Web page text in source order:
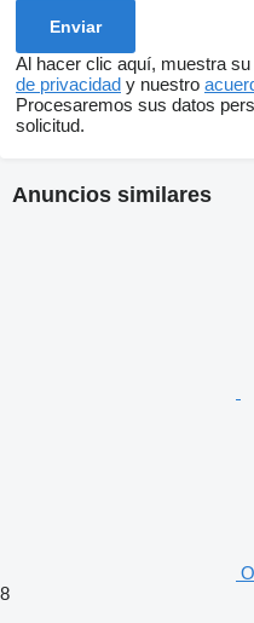
Al hacer clic aquí, muestra
de privacidad y nuestro
Procesaremos sus datos
solicitud.
Anuncios similares
8